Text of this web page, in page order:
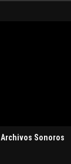
Archivos Sonoros